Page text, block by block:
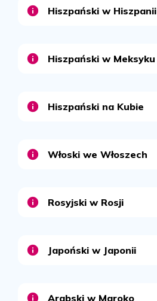
Hiszpański w Hiszpanii
Hiszpański w Meksyku
Hiszpański na Kubie
Włoski we Włoszech
Rosyjski w Rosji
Japoński w Japonii
Arabski w Maroko